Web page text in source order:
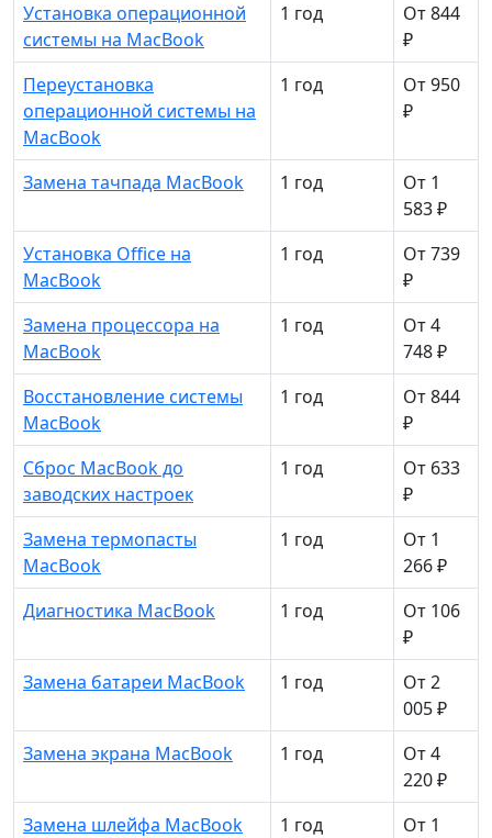
Установка операционной
системы на MacBook
1 год
От 844
₽
Переустановка
операционной системы на
MacBook
1 год
От 950
₽
Замена тачпада MacBook 1 год
От 1
583 ₽
Установка Office на
MacBook
1 год
От 739
₽
Замена процессора на
MacBook
1 год
От 4
748 ₽
Восстановление системы
MacBook
1 год
От 844
₽
Сброс MacBook до
заводских настроек
1 год
От 633
₽
Замена термопасты
MacBook
1 год
От 1
266 ₽
Диагностика MacBook
1 год
От 106
₽
Замена батареи MacBook
1 год
От 2
005 ₽
Замена экрана MacBook
1 год
От 4
220 ₽
Замена шлейфа MacBook
1 год
От 1